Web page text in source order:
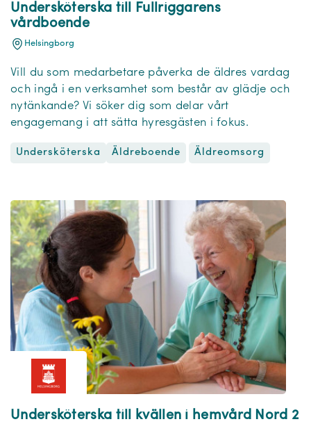
Undersköterska till Fullriggarens
vårdboende
Helsingborg
Vill du som medarbetare påverka de äldres vardag
och ingå i en verksamhet som består av glädje och
nytänkande? Vi söker dig som delar vårt
engagemang i att sätta hyresgästen i fokus.
Undersköterska Äldreboende Äldreomsorg
Undersköterska till kvällen i hemvård Nord 2